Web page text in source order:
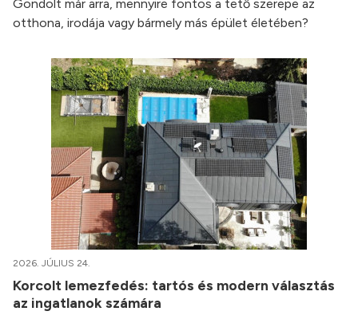
Gondolt már arra, mennyire fontos a tető szerepe az
otthona, irodája vagy bármely más épület életében?
2026. JÚLIUS 24.
Korcolt lemezfedés: tartós és modern választás
az ingatlanok számára